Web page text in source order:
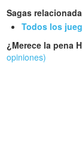
Sagas
Todos los
¿Merece la pena
opiniones)